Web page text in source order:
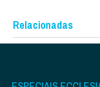
Relacionadas